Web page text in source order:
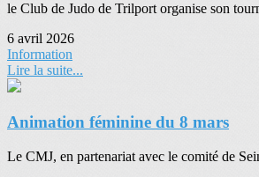
le Club de Judo de Trilport organise son
6 avril 2026
Information
Lire la suite...
Animation féminine du 8 mars
Le CMJ, en partenariat avec le comité de